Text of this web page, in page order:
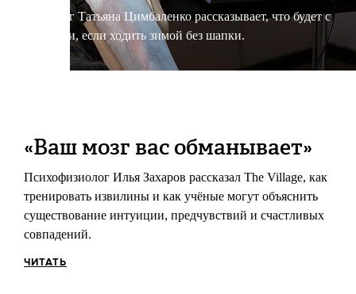
Трихолог Татьяна Цимбаленко рассказывает, что будет с
волосами, если ходить зимой без шапки.
«Ваш мозг вас обманывает»
Психофизиолог Илья Захаров рассказал The Village, как
тренировать извилины и как учёные могут объяснить
существование интуиции, предчувствий и счастливых
совпадений.
ЧИТАТЬ